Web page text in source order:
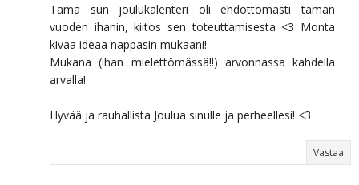
Tämä sun joulukalenteri oli ehdottomasti tämän
vuoden ihanin, kiitos sen toteuttamisesta <3 Monta
kivaa ideaa nappasin mukaani!
Mukana (ihan mielettömässä!!) arvonnassa kahdella
arvalla!
Hyvää ja rauhallista Joulua sinulle ja perheellesi! <3
Vastaa